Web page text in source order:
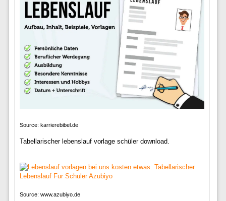
Source: karrierebibel.de
Tabellarischer lebenslauf vorlage schüler download.
Source: www.azubiyo.de